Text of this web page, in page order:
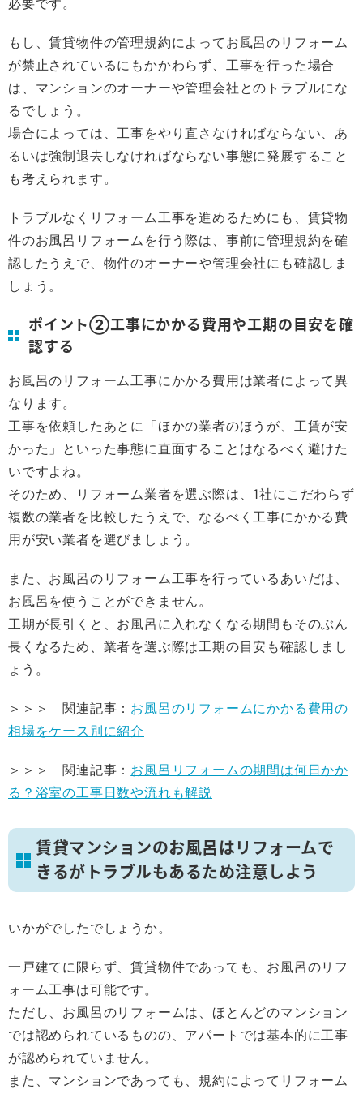
必要です。
もし、賃貸物件の管理規約によってお風呂のリフォーム
が禁止されているにもかかわらず、工事を行った場合
は、マンションのオーナーや管理会社とのトラブルにな
るでしょう。
場合によっては、工事をやり直さなければならない、あ
るいは強制退去しなければならない事態に発展すること
も考えられます。
トラブルなくリフォーム工事を進めるためにも、賃貸物
件のお風呂リフォームを行う際は、事前に管理規約を確
認したうえで、物件のオーナーや管理会社にも確認しま
しょう。
ポイント②工事にかかる費用や工期の目安を確
認する
お風呂のリフォーム工事にかかる費用は業者によって異
なります。
工事を依頼したあとに「ほかの業者のほうが、工賃が安
かった」といった事態に直面することはなるべく避けた
いですよね。
そのため、リフォーム業者を選ぶ際は、1社にこだわらず
複数の業者を比較したうえで、なるべく工事にかかる費
用が安い業者を選びましょう。
また、お風呂のリフォーム工事を行っているあいだは、
お風呂を使うことができません。
工期が長引くと、お風呂に入れなくなる期間もそのぶん
長くなるため、業者を選ぶ際は工期の目安も確認しまし
ょう。
＞＞＞ 関連記事： お風呂のリフォームにかかる費用の
相場をケース別に紹介
＞＞＞ 関連記事： お風呂リフォームの期間は何日かか
る？浴室の工事日数や流れも解説
賃貸マンションのお風呂はリフォームで
きるがトラブルもあるため注意しよう
いかがでしたでしょうか。
一戸建てに限らず、賃貸物件であっても、お風呂のリフ
ォーム工事は可能です。
ただし、お風呂のリフォームは、ほとんどのマンション
では認められているものの、アパートでは基本的に工事
が認められていません。
また、マンションであっても、規約によってリフォーム